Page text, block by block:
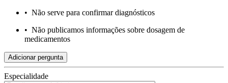
• Não serve para confirmar diagnósticos
• Não publicamos informações sobre dosagem de
medicamentos
Adicionar pergunta
Especialidade